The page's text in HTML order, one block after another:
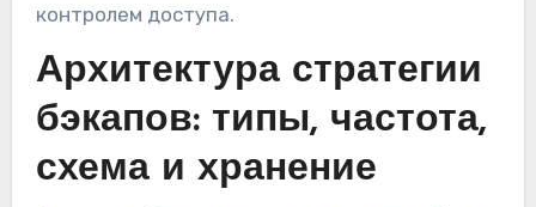
контролем доступа.
Архитектура стратегии
бэкапов: типы, частота,
схема и хранение